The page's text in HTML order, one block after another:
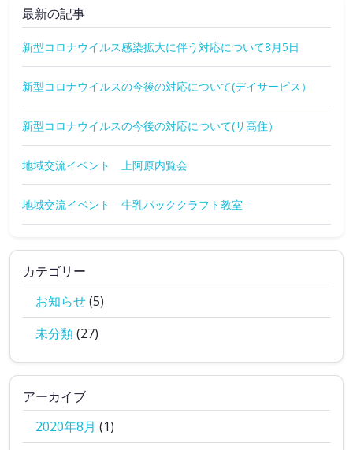
最新の記事
新型コロナウイルス感染拡大に伴う対応について8月5日
新型コロナウイルスの今後の対応について(デイサービス）
新型コロナウイルスの今後の対応について(サ高住）
地域交流イベント 上阿原内覧会
地域交流イベント 牛乳パッククラフト教室
カテゴリー
お知らせ(5)
未分類(27)
アーカイブ
2020年8月 (1)